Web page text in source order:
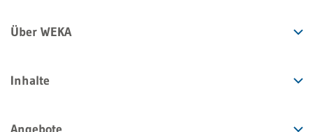
Über WEKA
Inhalte